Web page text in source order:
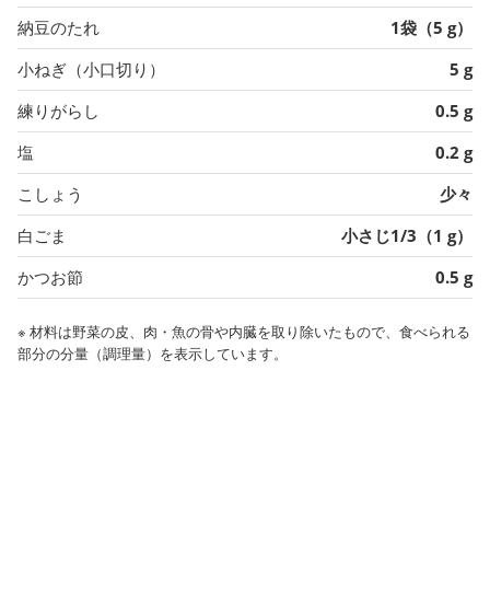
納豆のたれ
1袋（5 g）
小ねぎ（小口切り）
5 g
練りがらし
0.5 g
塩
0.2 g
こしょう
少々
白ごま
小さじ1/3（1 g）
かつお節
0.5 g
※ 材料は野菜の皮、肉・魚の骨や内臓を取り除いたもので、食べられる
部分の分量（調理量）を表示しています。